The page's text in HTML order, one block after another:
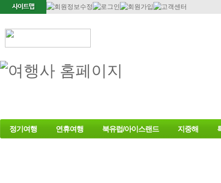
정기여행 연휴여행 북유럽/아이스랜드 지중해